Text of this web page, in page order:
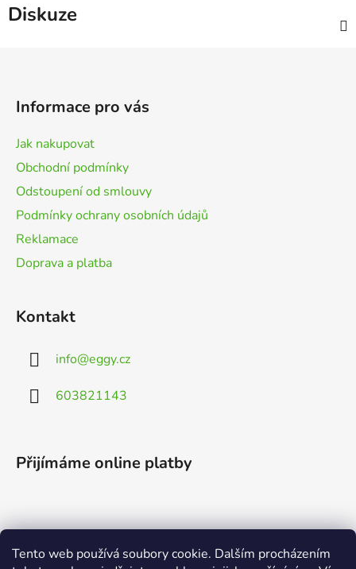
Tento web používá soubory cookie. Dalším procházením
Diskuze
Informace pro vás
Jak nakupovat
Obchodní podmínky
Odstoupení od smlouvy
Podmínky ochrany osobních údajů
Reklamace
Doprava a platba
Kontakt
info@eggy.cz
603821143
Přijímáme online platby